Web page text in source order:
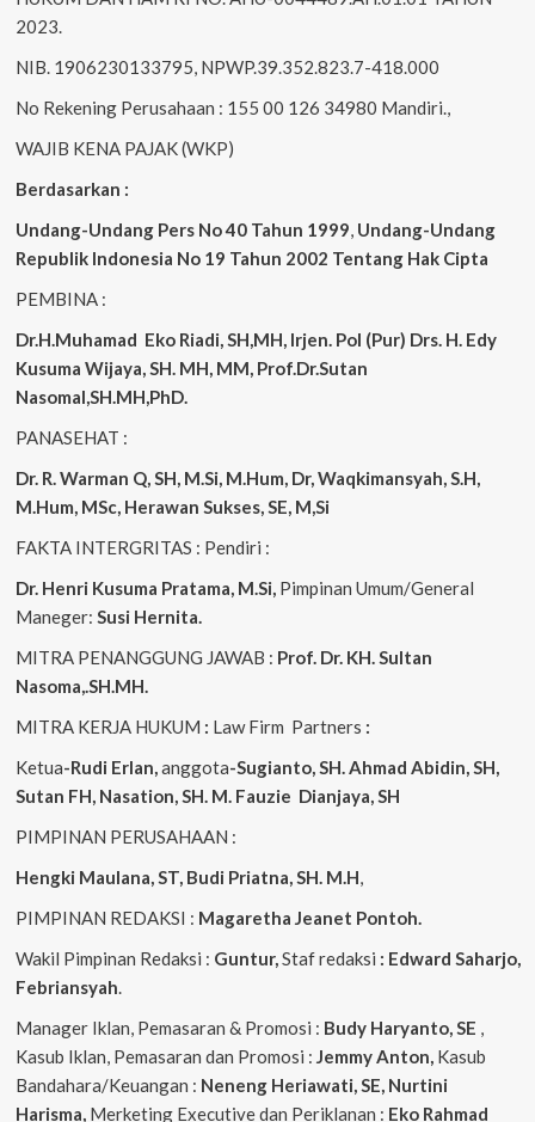
2023.
NIB. 1906230133795, NPWP.39.352.823.7-418.000
No Rekening Perusahaan : 155 00 126 34980 Mandiri.,
WAJIB KENA PAJAK (WKP)
Berdasarkan :
Undang-Undang Pers No 40 Tahun 1999 Undang-Undang
Republik Indonesia No 19 Tahun 2002 Tentang Hak Cipta
PEMBINA :
Dr.H.Muhamad Eko Riadi, SH,MH, Irjen. Pol (Pur) Drs. H. Edy
Kusuma Wijaya, SH. MH, MM, Prof.Dr.Sutan
Nasomal,SH.MH,PhD.
PANASEHAT :
Dr. R. Warman Q, SH, M.Si, M.Hum, Dr, Waqkimansyah, S.H,
M.Hum, MSc, Herawan Sukses, SE, M,Si
FAKTA INTERGRITAS : Pendiri :
Dr. Henri Kusuma Pratama, M.Si, Pimpinan Umum/General
Maneger: Susi Hernita.
MITRA PENANGGUNG JAWAB : Prof. Dr. KH. Sultan
Nasoma,.SH.MH.
MITRA KERJA HUKUM : Law Firm Partners :
Ketua-Rudi Erlan, anggota-Sugianto, SH. Ahmad Abidin, SH,
Sutan FH, Nasation, SH. M. Fauzie Dianjaya, SH
PIMPINAN PERUSAHAAN :
Hengki Maulana, ST, Budi Priatna, SH. M.H
PIMPINAN REDAKSI : Magaretha Jeanet Pontoh.
Wakil Pimpinan Redaksi : Guntur, Staf redaksi : Edward Saharjo,
Febriansyah
Manager Iklan, Pemasaran & Promosi : Budy Haryanto, SE
Kasub Iklan, Pemasaran dan Promosi : Jemmy Anton, Kasub
Bandahara/Keuangan : Neneng Heriawati, SE, Nurtini
Harisma, Merketing Executive dan Periklanan : Eko Rahmad